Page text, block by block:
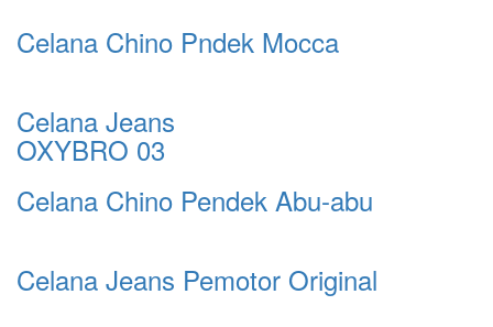
Celana Chino Pndek Mocca
Celana Jeans
OXYBRO 03
Celana Chino Pendek Abu-abu
Celana Jeans Pemotor Original